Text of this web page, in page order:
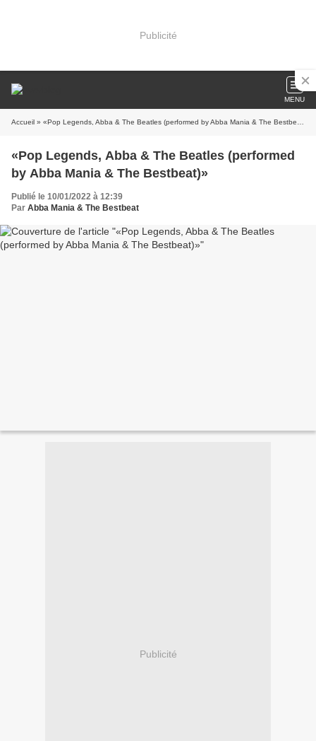
Publicité
MENU
Accueil » «Pop Legends, Abba & The Beatles (performed by Abba Mania & The Bestbeat)»
«Pop Legends, Abba & The Beatles (performed
by Abba Mania & The Bestbeat)»
Publié le 10/01/2022 à 12:39
Par Abba Mania & The Bestbeat
Publicité